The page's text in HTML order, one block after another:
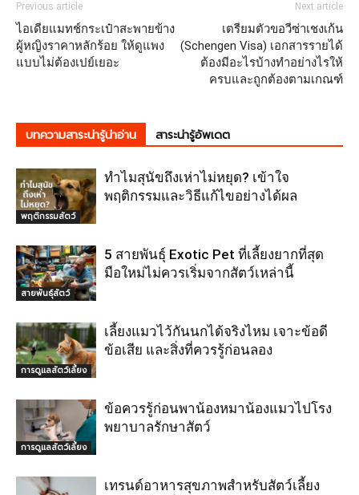
Previous article
ไอเดียแมทช์กระเป๋าสะพายข้าง
ผู้หญิงราคาหลักร้อย ให้ดูแพง
แบบไม่ต้องเปย์เยอะ
Next article
เตรียมตัวขอวีซ่าเชงเก้น
(Schengen Visa) เอกสารรายได้
ต้องมีอะไรบ้างทำอย่างไรให้
ครบและถูกต้องตามเกณฑ์
บทความสาระน่ารู้น่าอ่าน สาระน่ารู้อัพเดต
พฤติกรรมสัตว์
ทำไมสุนัขถึงเห่าไม่หยุด? เข้าใจ
พฤติกรรมและวิธีแก้ไขอย่างได้ผล
สายพันธุ์สัตว์
5 สายพันธุ์ Exotic Pet ที่เลี้ยงยากที่สุด
มือใหม่ไม่ควรเริ่มจากสัตว์เหล่านี้
การดูแลสัตว์เลี้ยง
เลี้ยงแมวไว้กันนกได้จริงไหม เจาะข้อดี
ข้อเสีย และสิ่งที่ควรรู้ก่อนลอง
การดูแลสัตว์เลี้ยง
ข้อควรรู้ก่อนพาน้องหมาน้องแมวไปโรง
พยาบาลรักษาสัตว์
เทรนด์อาหารสุขภาพสำหรับสัตว์เลี้ยง